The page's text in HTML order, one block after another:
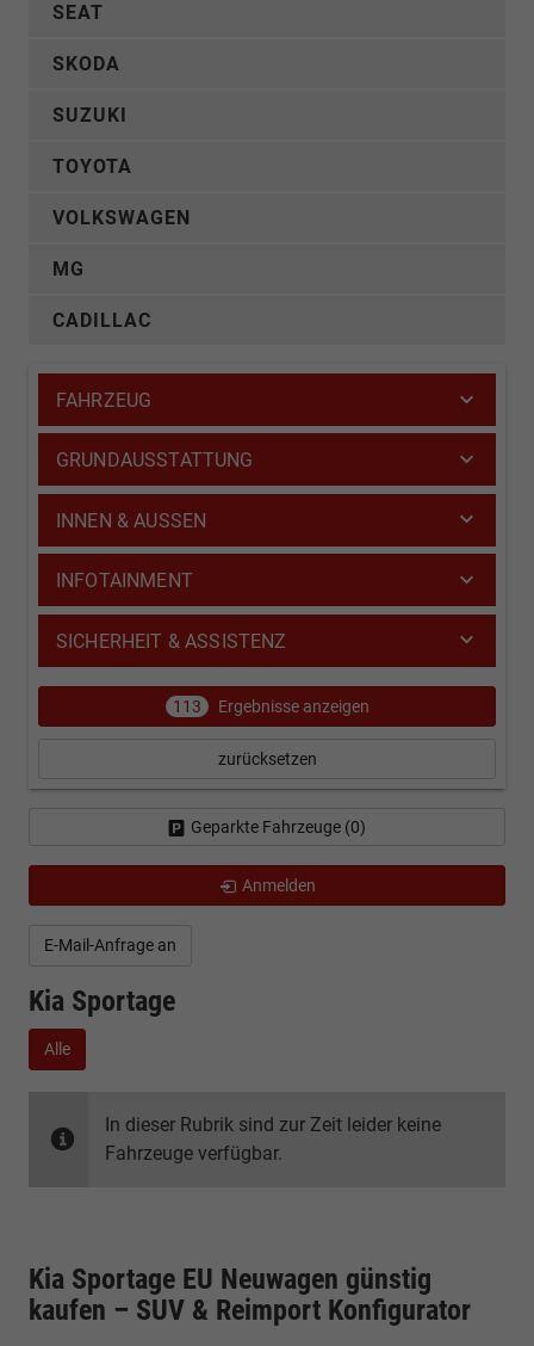
E-Mail-Anfrage an
Kia Sportage
Alle
In dieser Rubrik sind zur Zeit leider keine
Fahrzeuge verfügbar.
Kia Sportage EU Neuwagen günstig
kaufen – SUV & Reimport Konfigurator
SEAT
SKODA
SUZUKI
TOYOTA
VOLKSWAGEN
MG
CADILLAC
FAHRZEUG
GRUNDAUSSTATTUNG
INNEN & AUSSEN
INFOTAINMENT
SICHERHEIT & ASSISTENZ
113 Ergebnisse anzeigen
zurücksetzen
Geparkte Fahrzeuge (0)
Anmelden